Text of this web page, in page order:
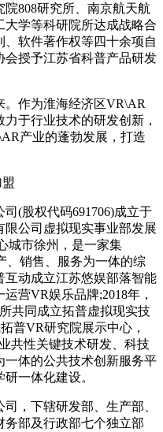
808研究所、南京航天航
学等科研院所达成战略合
软件著作权等四十余项自
会授予江苏省科普产品研发
作为淮海经济区VR\AR
于行业技术的研发创新，
产业的蓬勃发展，打造
(股权代码691706)成立于
限公司虚拟现实事业部发展
城市徐州，是一家集
、销售、服务为一体的综
互动成立江苏悠娱部落智能
营VR娱乐品牌;2018年，
共同成立拓普虚拟现实技
普VR研究院展示中心，
共性关键技术研发、科技
一体的公共技术创新服务平
一体化建设。
，下辖研发部、生产部、
部及行政部七个独立部